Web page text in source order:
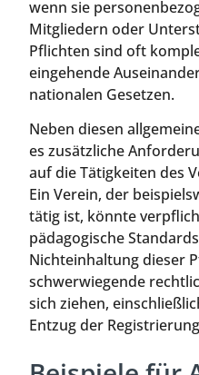
wenn sie
Mitgliedern oder
Pflichten sind oft
eingehende
nationalen Gesetzen.
Neben diesen
es zusätzliche
auf die Tätigkeiten des
Ein Verein, der
tätig ist, könnte
pädagogische
Nichteinhaltung dieser
schwerwiegende
sich ziehen,
Entzug der